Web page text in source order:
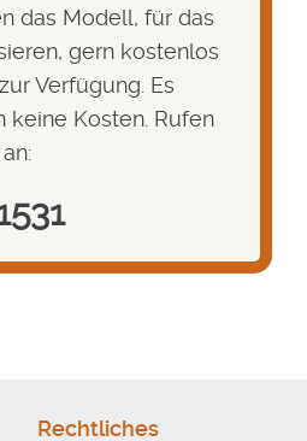
das Modell, für das
gern kostenlos
Verfügung. Es
keine Kosten. Rufen
Rechtliches